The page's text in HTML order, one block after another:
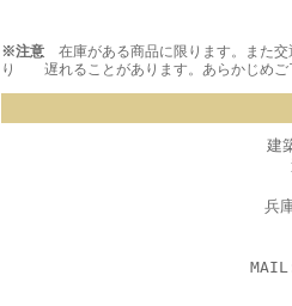
※注意在庫がある商品に限ります。また交
り 遅れることがあります。あらかじめご
建
兵